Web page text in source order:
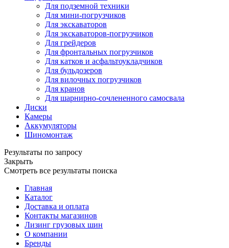
Для подземной техники
Для мини-погрузчиков
Для экскаваторов
Для экскаваторов-погрузчиков
Для грейдеров
Для фронтальных погрузчиков
Для катков и асфальтоукладчиков
Для бульдозеров
Для вилочных погрузчиков
Для кранов
Для шарнирно-сочлененного самосвала
Диски
Камеры
Аккумуляторы
Шиномонтаж
Результаты по запросу
Закрыть
Смотреть все результаты поиска
Главная
Каталог
Доставка и оплата
Контакты магазинов
Лизинг грузовых шин
О компании
Бренды